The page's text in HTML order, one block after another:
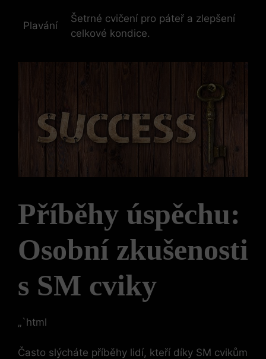
Plavání
Šetrné cvičení pro páteř a⁢ zlepšení​
celkové kondice.
Příběhy úspěchu:
Osobní zkušenosti
s ​SM cviky
„`html
Často‍ slýcháte příběhy lidí, ​kteří⁣ díky SM⁢ cvikům